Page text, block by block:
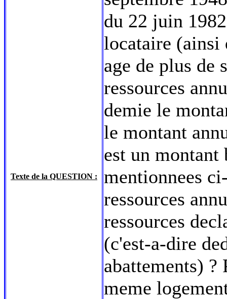
Texte de la QUESTION :
du 22 juin
locataire (ainsi
age de plus de
ressources
demie le
le montant
est un montant
mentionnees
ressources
ressources
(c'est-a-dire
abattements) ?
meme